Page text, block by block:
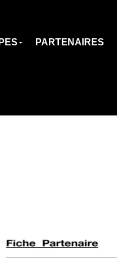
PARTENAIRES